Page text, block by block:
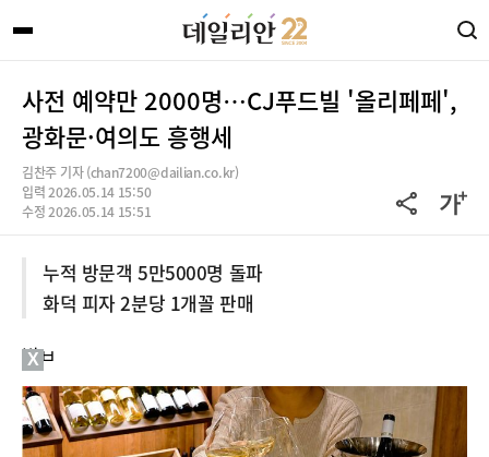
사전 예약만 2000명…CJ푸드빌 '올리페페',
광화문·여의도 흥행세
김찬주 기자 (chan7200@dailian.co.kr)
입력 2026.05.14 15:50
수정 2026.05.14 15:51
누적 방문객 5만5000명 돌파
화덕 피자 2분당 1개꼴 판매
빌ㅂ
X